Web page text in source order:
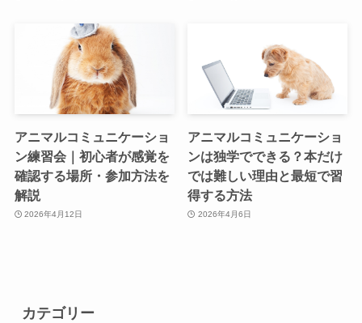
アニマルコミュニケーショ
ン練習会｜初心者が感覚を
確認する場所・参加方法を
解説
2026年4月12日
アニマルコミュニケーショ
ンは独学でできる？本だけ
では難しい理由と最短で習
得する方法
2026年4月6日
カテゴリー